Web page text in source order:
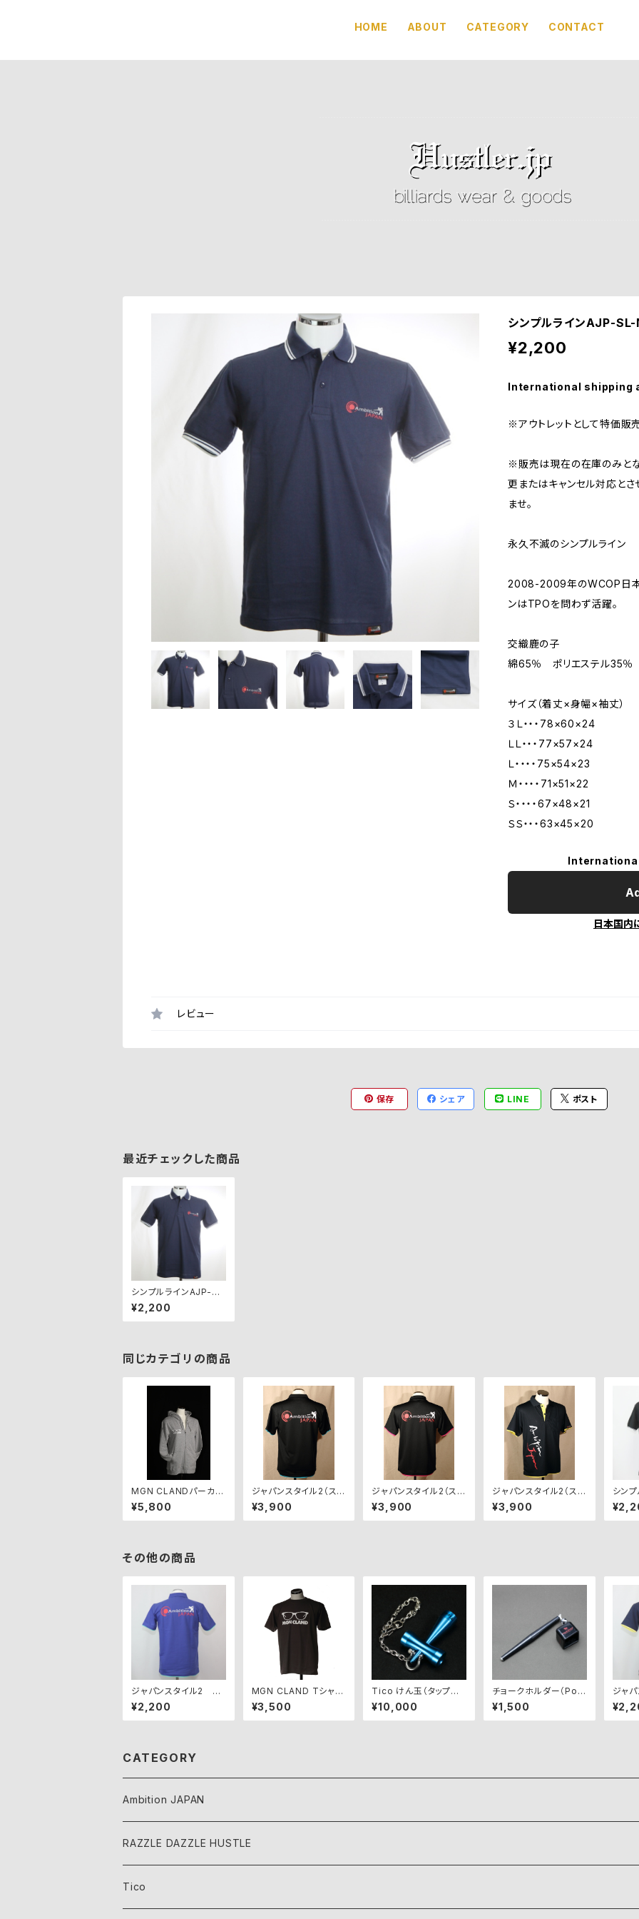
HOME ABOUT CATEGORY CONTACT
シンプルラインAJP-SL-
¥2,200
International shipping
※アウトレットとして特価
※販売は現在の在庫のみと
更またはキャンセル対応とさ
ませ。
永久不滅のシンプルライン
2008-2009年のWCOP日本
ンはTPOを問わず活躍。
交織鹿の子
綿65％ ポリエステル35％
サイズ（着丈×身幅×袖丈）
３Ｌ・・・78×60×24
ＬＬ・・・77×57×24
Ｌ・・・・75×54×23
Ｍ・・・・71×51×22
Ｓ・・・・67×48×21
ＳＳ・・・63×45×20
日本国内
レビュー
保存 シェア LINE ポスト
最近チェックした商品
シンプルラインAJP-SL
-NV【アウトレット】
¥2,200
同じカテゴリの商品
MGN CLANDパーカ
ー・グレー【期間限定受
付中】
¥5,800
ジャパンスタイル2（スポ
ーツシャツ） AJP-JS
2-BB（ブラック×ブル
ー）
¥3,900
ジャパンスタイル2（スポ
ーツシャツ） AJP-JS
2-BP（ブラック×ピン
ク）
¥3,900
ジャパンスタイル2（スポ
ーツシャツ） AJP-JS
2-NY（ネイビー×イエ
ロー）
¥3,900
シン
SL-BK
その他の商品
ジャパンスタイル2 AJ
P-JS2-BM
¥2,200
MGN CLAND Tシャツ
チャコール（ウェブ限定
色）
¥3,500
Tico けん玉（タップス
カッファー）【青】
¥10,000
チョークホルダー（Pool
Dawg）
¥1,500
ジャ
P-
ト】
CATEGORY
Ambition JAPAN
RAZZLE DAZZLE HUSTLE
Tico